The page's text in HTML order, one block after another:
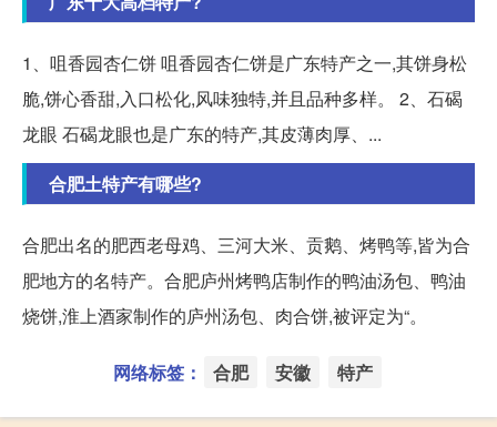
1、咀香园杏仁饼 咀香园杏仁饼是广东特产之一,其饼身松
脆,饼心香甜,入口松化,风味独特,并且品种多样。 2、石碣
龙眼 石碣龙眼也是广东的特产,其皮薄肉厚、...
合肥土特产有哪些?
合肥出名的肥西老母鸡、三河大米、贡鹅、烤鸭等,皆为合
肥地方的名特产。合肥庐州烤鸭店制作的鸭油汤包、鸭油
烧饼,淮上酒家制作的庐州汤包、肉合饼,被评定为“。
网络标签： 合肥 安徽 特产